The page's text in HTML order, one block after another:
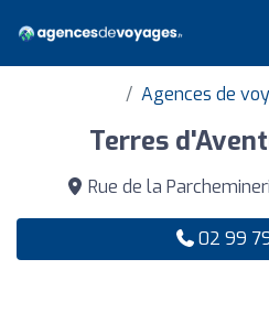
Agences de
Terres
Rue de la
02 99